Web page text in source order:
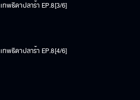
เทพธิดาปลาร้า EP.8[3/6]
เทพธิดาปลาร้า EP.8[4/6]